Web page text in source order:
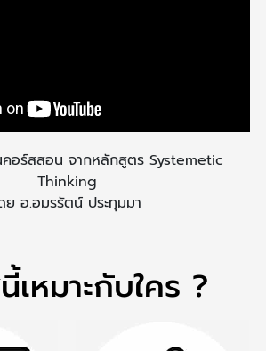
อร์สสอน จากหลักสูตร Systemetic
Thinking
ย อ.อมรรัตน์ ประทุมมา
เหมาะกับใคร ?